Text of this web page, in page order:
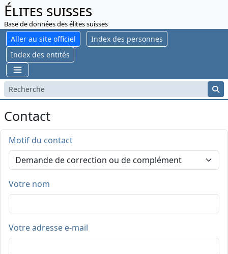
Élites suisses
Base de données des élites suisses
Aller au site officiel
Index des personnes
Index des entités
Contact
Motif du contact
Votre nom
Votre adresse e-mail